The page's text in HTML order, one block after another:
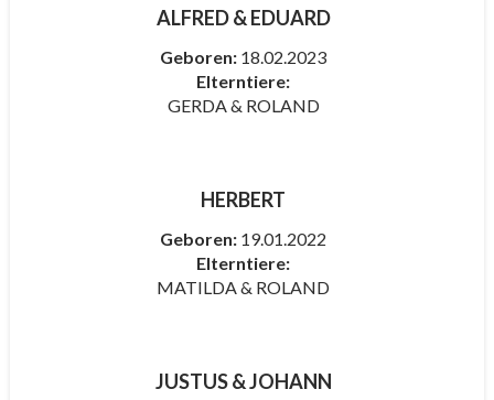
ALFRED & EDUARD
Geboren: 18.02.2023
Elterntiere:
GERDA & ROLAND
HERBERT
Geboren: 19.01.2022
Elterntiere:
MATILDA & ROLAND
JUSTUS & JOHANN